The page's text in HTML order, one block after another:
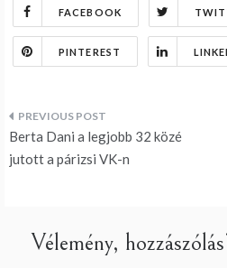
FACEBOOK
PINTEREST
Bejegyzés
navigáció
Berta Dani a legjobb 32 közé
jutott a párizsi VK-n
Vélemény,